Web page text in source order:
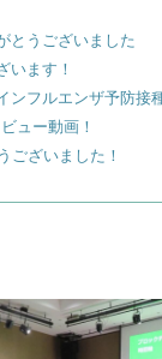
とうございました
います！
ンフルエンザ予防接
ュー動画！
ございました！